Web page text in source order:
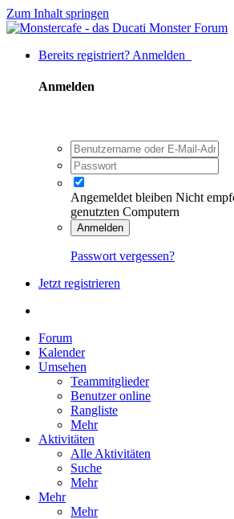
Zum Inhalt springen
Bereits registriert? Anmelden
Anmelden
Angemeldet bleiben Nicht
genutzten Computern
Anmelden
Passwort vergessen?
Jetzt registrieren
Forum
Kalender
Umsehen
Teammitglieder
Benutzer online
Rangliste
Mehr
Aktivitäten
Alle Aktivitäten
Suche
Mehr
Mehr
Mehr